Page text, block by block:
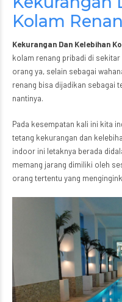
Kolam
Kekurangan Dan Kelebihan
kolam renang pribadi di
orang ya, selain sebagai
renang bisa dijadikan sebagai
nantinya.
Pada kesempatan kali ini kita
tetang kekurangan dan
indoor ini letaknya berada
memang jarang dimiliki oleh
orang tertentu yang